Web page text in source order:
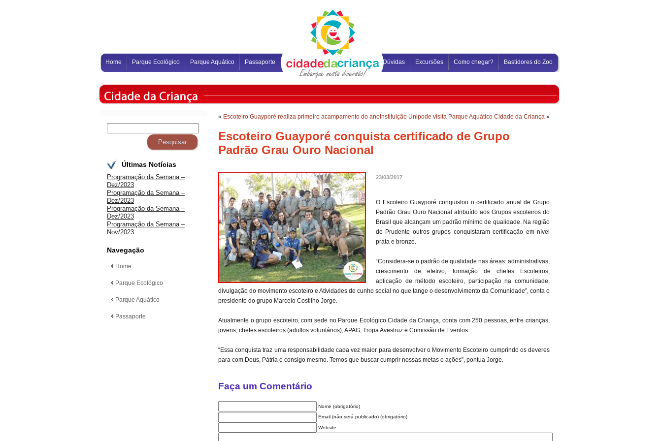
Home Parque Ecológico Parque Aquático Passaporte Dúvidas Excursões Como chegar? Bastidores do Zoo
Últimas Notícias
Programação da Semana –
Dez/2023
Programação da Semana –
Dez/2023
Programação da Semana –
Dez/2023
Programação da Semana –
Nov/2023
Navegação
Home
Parque Ecológico
Parque Aquático
Passaporte
« Escoteiro Guayporé realiza primeiro acampamento do ano Instituição Unipode visita Parque Aquático Cidade da Criança »
Escoteiro Guayporé conquista certificado de Grupo
Padrão Grau Ouro Nacional
23/03/2017
O Escoteiro Guayporé conquistou o certificado anual de Grupo
Padrão Grau Ouro Nacional atribuído aos Grupos escoteiros do
Brasil que alcançam um padrão mínimo de qualidade. Na região
de Prudente outros grupos conquistaram certificação em nível
prata e bronze.
“Considera-se o padrão de qualidade nas áreas: administrativas,
crescimento de efetivo, formação de chefes Escoteiros,
aplicação de método escoteiro, participação na comunidade,
divulgação do movimento escoteiro e Atividades de cunho social no que tange o desenvolvimento da Comunidade”, conta o
presidente do grupo Marcelo Costilho Jorge.
Atualmente o grupo escoteiro, com sede no Parque Ecológico Cidade da Criança, conta com 250 pessoas, entre crianças,
jovens, chefes escoteiros (adultos voluntários), APAG, Tropa Avestruz e Comissão de Eventos.
“Essa conquista traz uma responsabilidade cada vez maior para desenvolver o Movimento Escoteiro cumprindo os deveres
para com Deus, Pátria e consigo mesmo. Temos que buscar cumprir nossas metas e ações”, pontua Jorge.
Faça um Comentário
Nome (obrigatório)
Email (não será publicado) (obrigatório)
Website